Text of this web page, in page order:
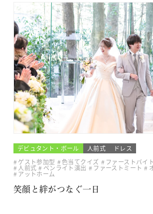
デビュタント・ボール 人前式
ドレス
ゲスト参加型
色当てクイズ ファーストバイト
人前式 ペンライト演出 ファーストミート
アットホーム
笑顔と絆がつなぐ一日